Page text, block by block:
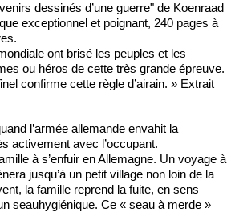
dessinés d’une guerre" de Koenraad
exceptionnel et poignant, 240 pages à
ont brisé les peuples et les
ou héros de cette très grande épreuve.
confirme cette règle d’airain. » Extrait
l’armée allemande envahit la
activement avec l’occupant.
à s’enfuir en Allemagne. Un voyage à
jusqu’à un petit village non loin de la
la famille reprend la fuite, en sens
seauhygiénique. Ce « seau à merde »